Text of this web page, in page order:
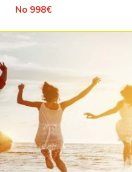
No 998€